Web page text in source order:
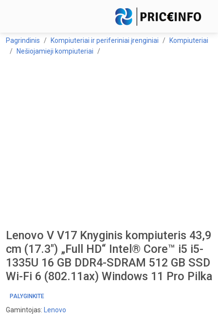
Pagrindinis Kompiuteriai ir periferiniai įrenginiai
Kompiuteriai
Nešiojamieji kompiuteriai
Lenovo V V17 Knyginis kompiuteris 43,9
cm (17.3") „Full HD“ Intel® Core™ i5 i5-
1335U 16 GB DDR4-SDRAM 512 GB SSD
Wi-Fi 6 (802.11ax) Windows 11 Pro Pilka
PALYGINKITE
Gamintojas: Lenovo